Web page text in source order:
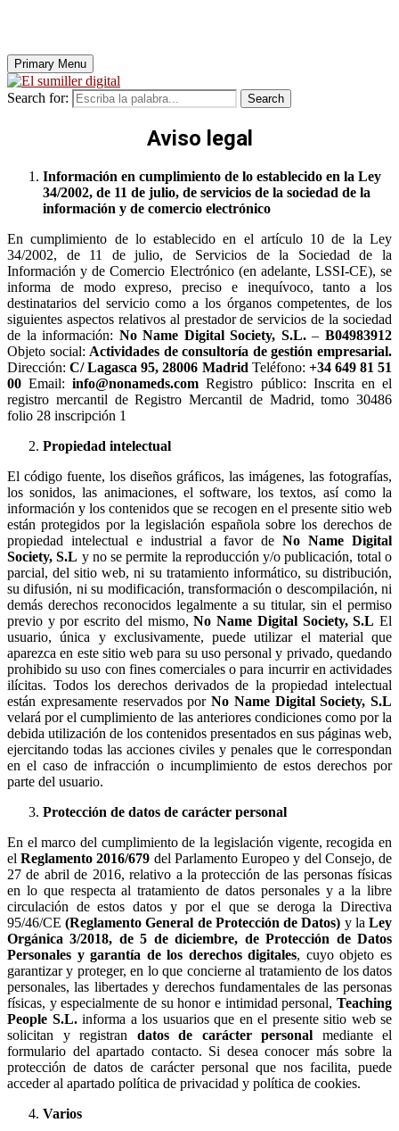
Primary Menu
Search for: Search
Aviso legal
Información en cumplimiento de lo establecido en la Ley
34/2002, de 11 de julio, de servicios de la sociedad de la
información y de comercio electrónico
En cumplimiento de lo establecido en el artículo 10 de la Ley
34/2002, de 11 de julio, de Servicios de la Sociedad de la
Información y de Comercio Electrónico (en adelante, LSSI-CE), se
informa de modo expreso, preciso e inequívoco, tanto a los
destinatarios del servicio como a los órganos competentes, de los
siguientes aspectos relativos al prestador de servicios de la sociedad
de la información: No Name Digital Society, S.L.–B04983912
Objeto social: Actividades de consultoría de gestión empresarial.
Dirección:C/ Lagasca 95, 28006 Madrid Teléfono: +34 649 81 51
00 Email:info@nonameds.com Registro público: Inscrita en el
registro mercantil de Registro Mercantil de Madrid, tomo 30486
folio 28 inscripción 1
Propiedad intelectual
El código fuente, los diseños gráficos, las imágenes, las fotografías,
los sonidos, las animaciones, el software, los textos, así como la
información y los contenidos que se recogen en el presente sitio web
están protegidos por la legislación española sobre los derechos de
propiedad intelectual e industrial a favor deNo Name Digital
Society, S.L y no se permite la reproducción y/o publicación, total o
parcial, del sitio web, ni su tratamiento informático, su distribución,
su difusión, ni su modificación, transformación o descompilación, ni
demás derechos reconocidos legalmente a su titular, sin el permiso
previo y por escrito del mismo,No Name Digital Society, S.L El
usuario, única y exclusivamente, puede utilizar el material que
aparezca en este sitio web para su uso personal y privado, quedando
prohibido su uso con fines comerciales o para incurrir en actividades
ilícitas. Todos los derechos derivados de la propiedad intelectual
están expresamente reservados por No Name Digital Society, S.L
velará por el cumplimiento de las anteriores condiciones como por la
debida utilización de los contenidos presentados en sus páginas web,
ejercitando todas las acciones civiles y penales que le correspondan
en el caso de infracción o incumplimiento de estos derechos por
parte del usuario.
Protección de datos de carácter personal
En el marco del cumplimiento de la legislación vigente, recogida en
elReglamento 2016/679 del Parlamento Europeo y del Consejo, de
27 de abril de 2016, relativo a la protección de las personas físicas
en lo que respecta al tratamiento de datos personales y a la libre
circulación de estos datos y por el que se deroga la Directiva
95/46/CE(Reglamento General de Protección de Datos) y laLey
Orgánica 3/2018, de 5 de diciembre, de Protección de Datos
Personales y garantía de los derechos digitales, cuyo objeto es
garantizar y proteger, en lo que concierne al tratamiento de los datos
personales, las libertades y derechos fundamentales de las personas
físicas, y especialmente de su honor e intimidad personal, Teaching
People S.L. informa a los usuarios que en el presente sitio web se
solicitan y registran datos de carácter personal mediante el
formulario del apartado contacto. Si desea conocer más sobre la
protección de datos de carácter personal que nos facilita, puede
acceder al apartado política de privacidad y política de cookies.
Varios